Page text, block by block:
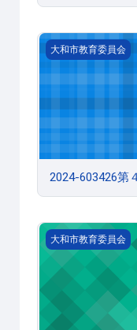
2024-603426第
大和市教育委員会
2024-603426第
2024-603425第
大和市教育委員会